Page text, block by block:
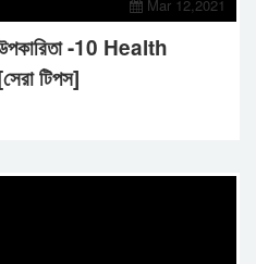
Mar 12,2021
উপকারিতা -10 Health
টিপস]